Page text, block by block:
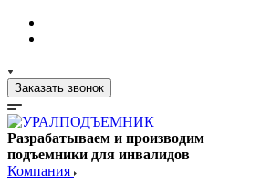
Заказать звонок
Разрабатываем и производим
подъемники для инвалидов
Компания